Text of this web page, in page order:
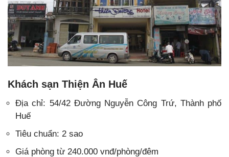
Khách sạn Thiện Ân Huế
Địa chỉ: 54/42 Đường Nguyễn Công Trứ, Thành phố
Huế
Tiêu chuẩn: 2 sao
Giá phòng từ 240.000 vnđ/phòng/đêm